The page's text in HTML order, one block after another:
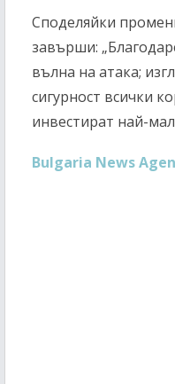
Споделяйки
завърши:
вълна на атака;
сигурност всички
инвестират най-
Bulgaria News